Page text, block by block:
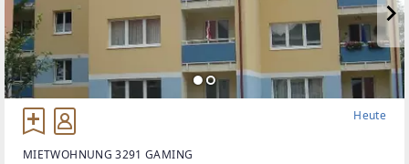
Heute
MIETWOHNUNG 3291 GAMING